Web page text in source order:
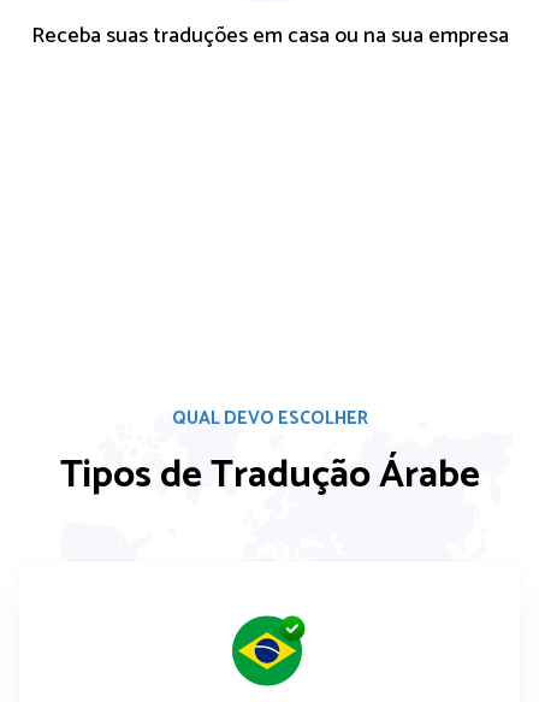
Receba suas traduções em casa ou na sua empresa
QUAL DEVO ESCOLHER
Tipos de Tradução Árabe